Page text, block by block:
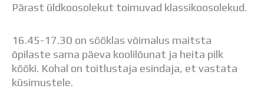
Kodukord
ÜLDINFO
Sisseastumine
Meie kool
Dokumendid
Pärast üldkoosolekut toimuvad klassikoosolekud.
16.45-17.30 on sööklas võimalus maitsta
õpilaste sama päeva koolilõunat ja heita pilk
kööki. Kohal on toitlustaja esindaja, et vastata
küsimustele.